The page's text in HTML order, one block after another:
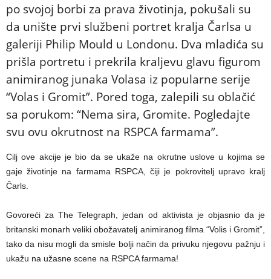
po svojoj borbi za prava životinja, pokušali su
da unište prvi službeni portret kralja Čarlsa u
galeriji Philip Mould u Londonu. Dva mladića su
prišla portretu i prekrila kraljevu glavu figurom
animiranog junaka Volasa iz popularne serije
“Volas i Gromit”. Pored toga, zalepili su oblačić
sa porukom: “Nema sira, Gromite. Pogledajte
svu ovu okrutnost na RSPCA farmama”.
Cilj ove akcije je bio da se ukaže na okrutne uslove u kojima se
gaje životinje na farmama RSPCA, čiji je pokrovitelj upravo kralj
Čarls.
Govoreći za The Telegraph, jedan od aktivista je objasnio da je
britanski monarh veliki obožavatelj animiranog filma “Volis i Gromit”,
tako da nisu mogli da smisle bolji način da privuku njegovu pažnju i
ukažu na užasne scene na RSPCA farmama!